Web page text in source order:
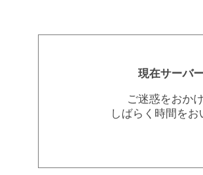
現在サーバ
ご迷惑をおか
しばらく時間を